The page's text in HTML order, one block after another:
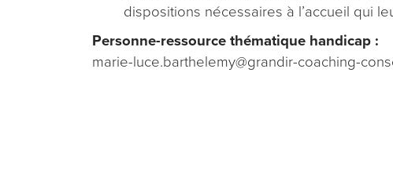
dispositions nécessaires à l’accueil qui
Personne-ressource thématique handicap :
marie-luce.barthelemy@grandir-coaching-